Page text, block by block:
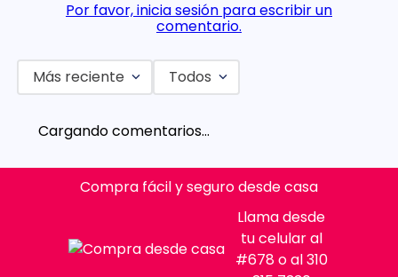
Por favor, inicia sesión para escribir un
comentario.
Más reciente Todos
Cargando comentarios…
Compra fácil y seguro desde casa
Llama desde
tu celular al
#678 o al 310